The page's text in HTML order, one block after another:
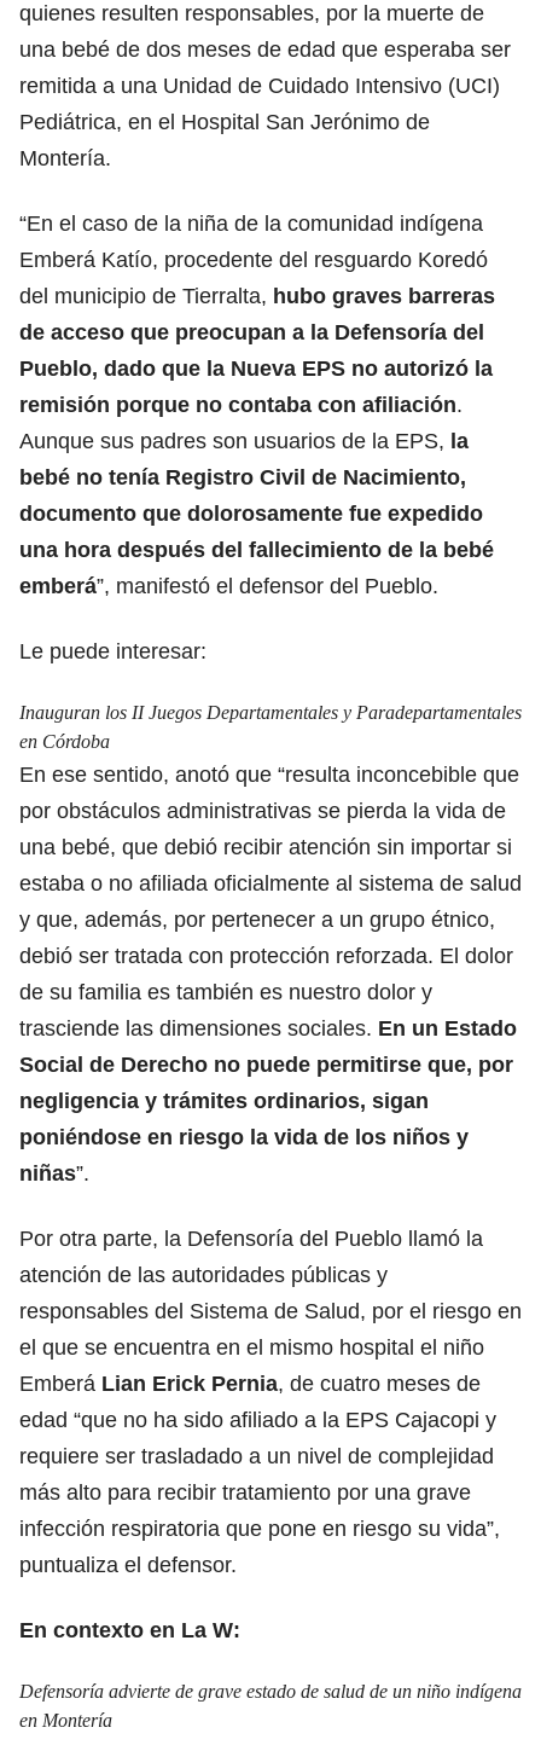
quienes resulten responsables, por la muerte de
una bebé de dos meses de edad que esperaba ser
remitida a una Unidad de Cuidado Intensivo (UCI)
Pediátrica, en el Hospital San Jerónimo de
Montería.
“En el caso de la niña de la comunidad indígena
Emberá Katío, procedente del resguardo Koredó
del municipio de Tierralta, hubo graves barreras
de acceso que preocupan a la Defensoría del
Pueblo, dado que la Nueva EPS no autorizó la
remisión porque no contaba con afiliación.
Aunque sus padres son usuarios de la EPS, la
bebé no tenía Registro Civil de Nacimiento,
documento que dolorosamente fue expedido
una hora después del fallecimiento de la bebé
emberá”, manifestó el defensor del Pueblo.
Le puede interesar:
Inauguran los II Juegos Departamentales y Paradepartamentales
en Córdoba
En ese sentido, anotó que “resulta inconcebible que
por obstáculos administrativas se pierda la vida de
una bebé, que debió recibir atención sin importar si
estaba o no afiliada oficialmente al sistema de salud
y que, además, por pertenecer a un grupo étnico,
debió ser tratada con protección reforzada. El dolor
de su familia es también es nuestro dolor y
trasciende las dimensiones sociales. En un Estado
Social de Derecho no puede permitirse que, por
negligencia y trámites ordinarios, sigan
poniéndose en riesgo la vida de los niños y
niñas”.
Por otra parte, la Defensoría del Pueblo llamó la
atención de las autoridades públicas y
responsables del Sistema de Salud, por el riesgo en
el que se encuentra en el mismo hospital el niño
Emberá Lian Erick Pernia, de cuatro meses de
edad “que no ha sido afiliado a la EPS Cajacopi y
requiere ser trasladado a un nivel de complejidad
más alto para recibir tratamiento por una grave
infección respiratoria que pone en riesgo su vida”,
puntualiza el defensor.
En contexto en La W:
Defensoría advierte de grave estado de salud de un niño indígena
en Montería